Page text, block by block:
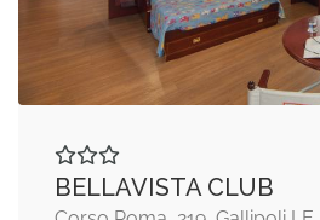
BELLAVISTA CLUB